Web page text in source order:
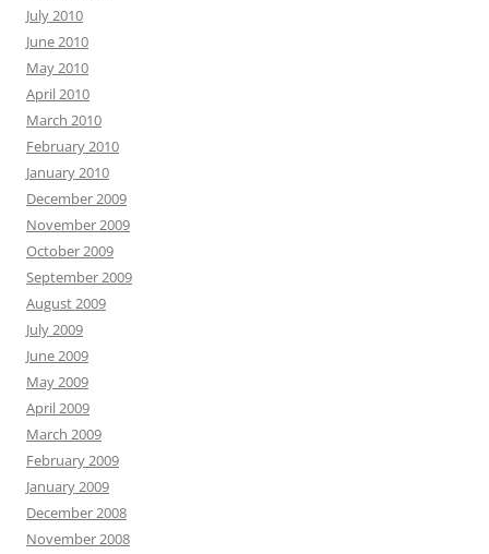
July 2010
June 2010
May 2010
April 2010
March 2010
February 2010
January 2010
December 2009
November 2009
October 2009
September 2009
August 2009
July 2009
June 2009
May 2009
April 2009
March 2009
February 2009
January 2009
December 2008
November 2008